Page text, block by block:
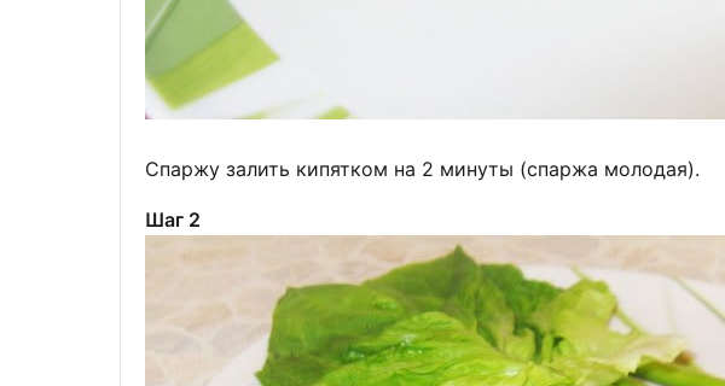
Спаржу залить кипятком на 2 минуты (спаржа молодая).
Шаг 2